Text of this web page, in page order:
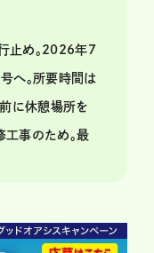
止め。2026年7
へ。所要時間は
に休憩場所を
事のため。最